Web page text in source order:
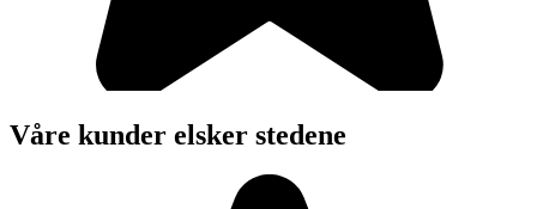
Våre kunder elsker stedene